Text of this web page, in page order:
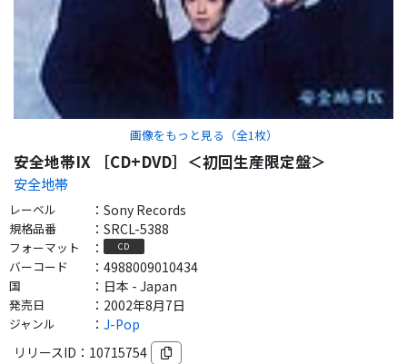
画像をもっと見る（全1 枚）
安全地帯IX ［CD+DVD］＜初回生産限定盤＞
安全地帯
レーベル ： Sony Records
規格品番 ： SRCL-5388
フォーマット ： CD
バーコード ： 4988009010434
国 ： 日本 - Japan
発売日 ： 2002年8月7日
ジャンル ： J-Pop
リリースID： 10715754